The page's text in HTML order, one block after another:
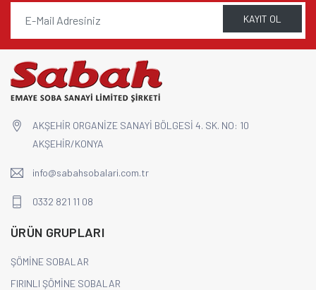
KAYIT OL
AKŞEHİR ORGANİZE SANAYİ BÖLGESİ 4. SK. NO: 10
AKŞEHİR/KONYA
info@sabahsobalari.com.tr
0332 821 11 08
ÜRÜN GRUPLARI
ŞÖMİNE SOBALAR
FIRINLI ŞÖMİNE SOBALAR